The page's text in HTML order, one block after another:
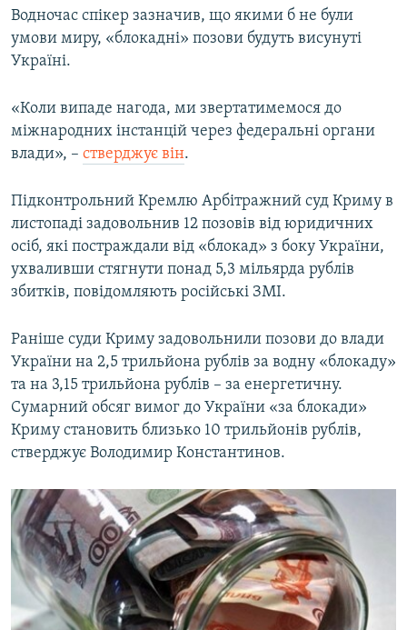
Водночас спікер зазначив, що якими б не були
умови миру, «блокадні» позови будуть висунуті
Україні.
«Коли випаде нагода, ми звертатимемося до
міжнародних інстанцій через федеральні органи
влади», – стверджує він.
Підконтрольний Кремлю Арбітражний суд Криму в
листопаді задовольнив 12 позовів від юридичних
осіб, які постраждали від «блокад» з боку України,
ухваливши стягнути понад 5,3 мільярда рублів
збитків, повідомляють російські ЗМІ.
Раніше суди Криму задовольнили позови до влади
України на 2,5 трильйона рублів за водну «блокаду»
та на 3,15 трильйона рублів – за енергетичну.
Сумарний обсяг вимог до України «за блокади»
Криму становить близько 10 трильйонів рублів,
стверджує Володимир Константинов.